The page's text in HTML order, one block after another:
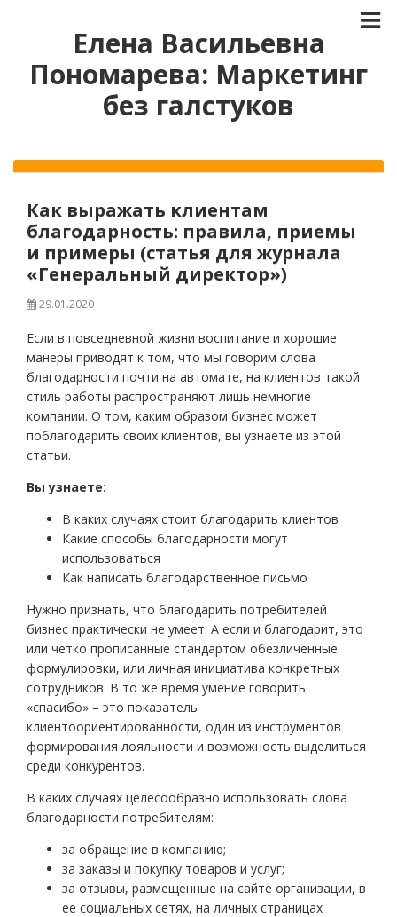
Елена Васильевна
Пономарева: Маркетинг
без галстуков
Как выражать клиентам
благодарность: правила, приемы
и примеры (статья для журнала
«Генеральный директор»)
29.01.2020
Если в повседневной жизни воспитание и хорошие
манеры приводят к том, что мы говорим слова
благодарности почти на автомате, на клиентов такой
стиль работы распространяют лишь немногие
компании. О том, каким образом бизнес может
поблагодарить своих клиентов, вы узнаете из этой
статьи.
Вы узнаете:
В каких случаях стоит благодарить клиентов
Какие способы благодарности могут
использоваться
Как написать благодарственное письмо
Нужно признать, что благодарить потребителей
бизнес практически не умеет. А если и благодарит, это
или четко прописанные стандартом обезличенные
формулировки, или личная инициатива конкретных
сотрудников. В то же время умение говорить
«спасибо» – это показатель
клиентоориентированности, один из инструментов
формирования лояльности и возможность выделиться
среди конкурентов.
В каких случаях целесообразно использовать слова
благодарности потребителям:
за обращение в компанию;
за заказы и покупку товаров и услуг;
за отзывы, размещенные на сайте организации, в
ее социальных сетях, на личных страницах